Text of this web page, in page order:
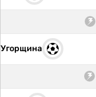
Угорщина